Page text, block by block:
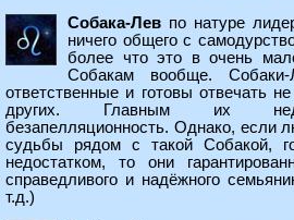
Собака-Лев по натуре
ничего общего с
более что это в очень
Собакам вообще.
ответственные и готовы отвечать
других. Главным их
безапелляционность. Однако, если
судьбы рядом с такой Собакой,
недостатком, то они
справедливого и надёжного
т.д.)